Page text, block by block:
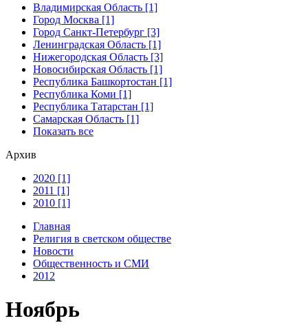
Владимирская Область [1]
Город Москва [1]
Город Санкт-Петербург [3]
Ленинградская Область [1]
Нижегородская Область [3]
Новосибирская Область [1]
Республика Башкортостан [1]
Республика Коми [1]
Республика Татарстан [1]
Самарская Область [1]
Показать все
Архив
2020 [1]
2011 [1]
2010 [1]
Главная
Религия в светском обществе
Новости
Общественность и СМИ
2012
Ноябрь